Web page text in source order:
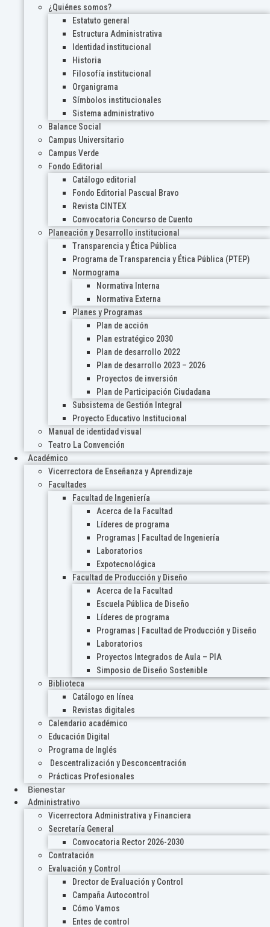
¿Quiénes somos?
Estatuto general
Estructura Administrativa
Identidad institucional
Historia
Filosofía institucional
Organigrama
Símbolos institucionales
Sistema administrativo
Balance Social
Campus Universitario
Campus Verde
Fondo Editorial
Catálogo editorial
Fondo Editorial Pascual Bravo
Revista CINTEX
Convocatoria Concurso de Cuento
Planeación y Desarrollo institucional
Transparencia y Ética Pública
Programa de Transparencia y Ética Pública (PTEP)
Normograma
Normativa Interna
Normativa Externa
Planes y Programas
Plan de acción
Plan estratégico 2030
Plan de desarrollo 2022
Plan de desarrollo 2023 – 2026
Proyectos de inversión
Plan de Participación Ciudadana
Subsistema de Gestión Integral
Proyecto Educativo Institucional
Manual de identidad visual
Teatro La Convención
Académico
Vicerrectora de Enseñanza y Aprendizaje
Facultades
Facultad de Ingeniería
Acerca de la Facultad
Líderes de programa
Programas | Facultad de Ingeniería
Laboratorios
Expotecnológica
Facultad de Producción y Diseño
Acerca de la Facultad
Escuela Pública de Diseño
Líderes de programa
Programas | Facultad de Producción y Diseño
Laboratorios
Proyectos Integrados de Aula – PIA
Simposio de Diseño Sostenible
Biblioteca
Catálogo en línea
Revistas digitales
Calendario académico
Educación Digital
Programa de Inglés
Descentralización y Desconcentración
Prácticas Profesionales
Bienestar
Administrativo
Vicerrectora Administrativa y Financiera
Secretaría General
Convocatoria Rector 2026-2030
Contratación
Evaluación y Control
Drector de Evaluación y Control
Campaña Autocontrol
Cómo Vamos
Entes de control